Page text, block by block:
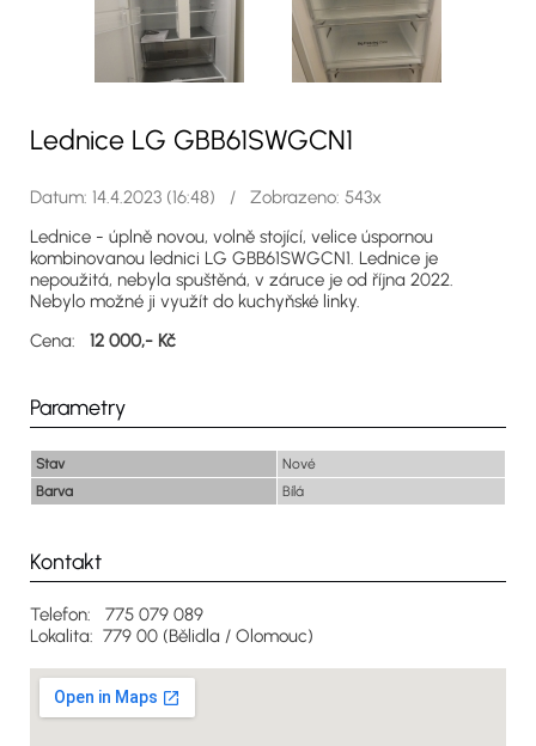
Lednice LG GBB61SWGCN1
Datum: 14.4.2023 (16:48) / Zobrazeno: 543x
Lednice - úplně novou, volně stojící, velice úspornou
kombinovanou lednici LG GBB61SWGCN1. Lednice je
nepoužitá, nebyla spuštěná, v záruce je od října 2022.
Nebylo možné ji využít do kuchyňské linky.
Cena: 12 000,- Kč
Parametry
Stav
Nové
Barva
Bílá
Kontakt
Telefon: 775 079 089
Lokalita: 779 00 (Bělidla / Olomouc)